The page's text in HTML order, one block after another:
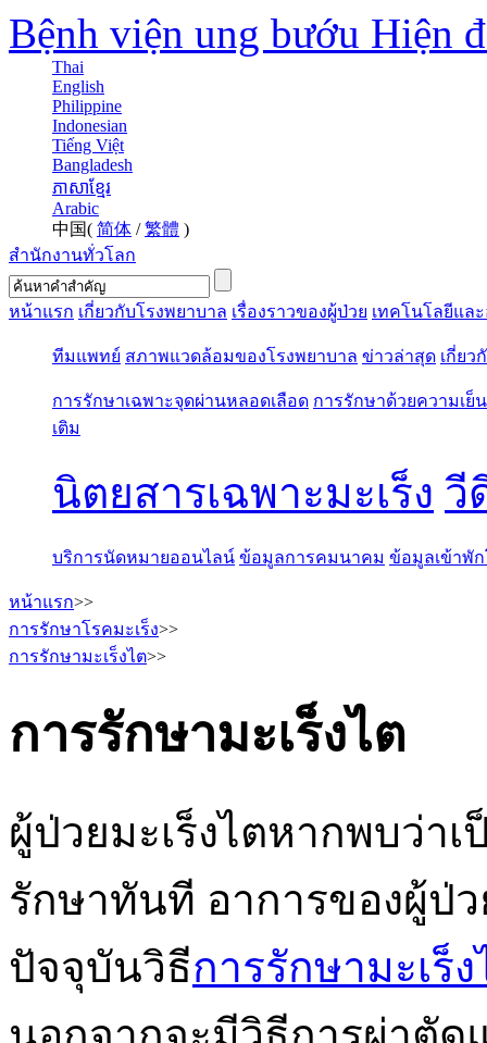
Bệnh viện ung bướu Hiện
Thai
English
Philippine
Indonesian
Tiếng Việt
Bangladesh
ភាសាខ្មែរ
Arabic
中国( 简体 /繁體 )
สำนักงานทั่วโลก
หน้าแรก เกี่ยวกับโรงพยาบาล เรื่องราวของผู้ป่วย เทคโนโลยีแล
ทีมแพทย์ สภาพแวดล้อมของโรงพยาบาล ข่าวล่าสุด เกี่ยว
การรักษาเฉพาะจุดผ่านหลอดเลือด การรักษาด้วยความเย็น
เติม
นิตยสารเฉพาะมะเร็ง วี
บริการนัดหมายออนไลน์ ข้อมูลการคมนาคม ข้อมูลเข้าพั
หน้าแรก>>
การรักษาโรคมะเร็ง>>
การรักษามะเร็งไต>>
การรักษามะเร็งไต
ผู้ป่วยมะเร็งไตหากพบว่า
รักษาทันที อาการของผู้ป่
ปัจจุบันวิธีการรักษามะเร็ง